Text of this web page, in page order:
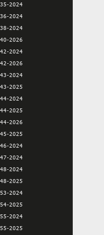
2024
2024
2024
2026
2024
2026
2024
2025
2024
2025
2026
2025
2024
2024
2024
2025
2024
2025
2024
2025